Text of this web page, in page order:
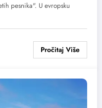
pesnika". U evropsku